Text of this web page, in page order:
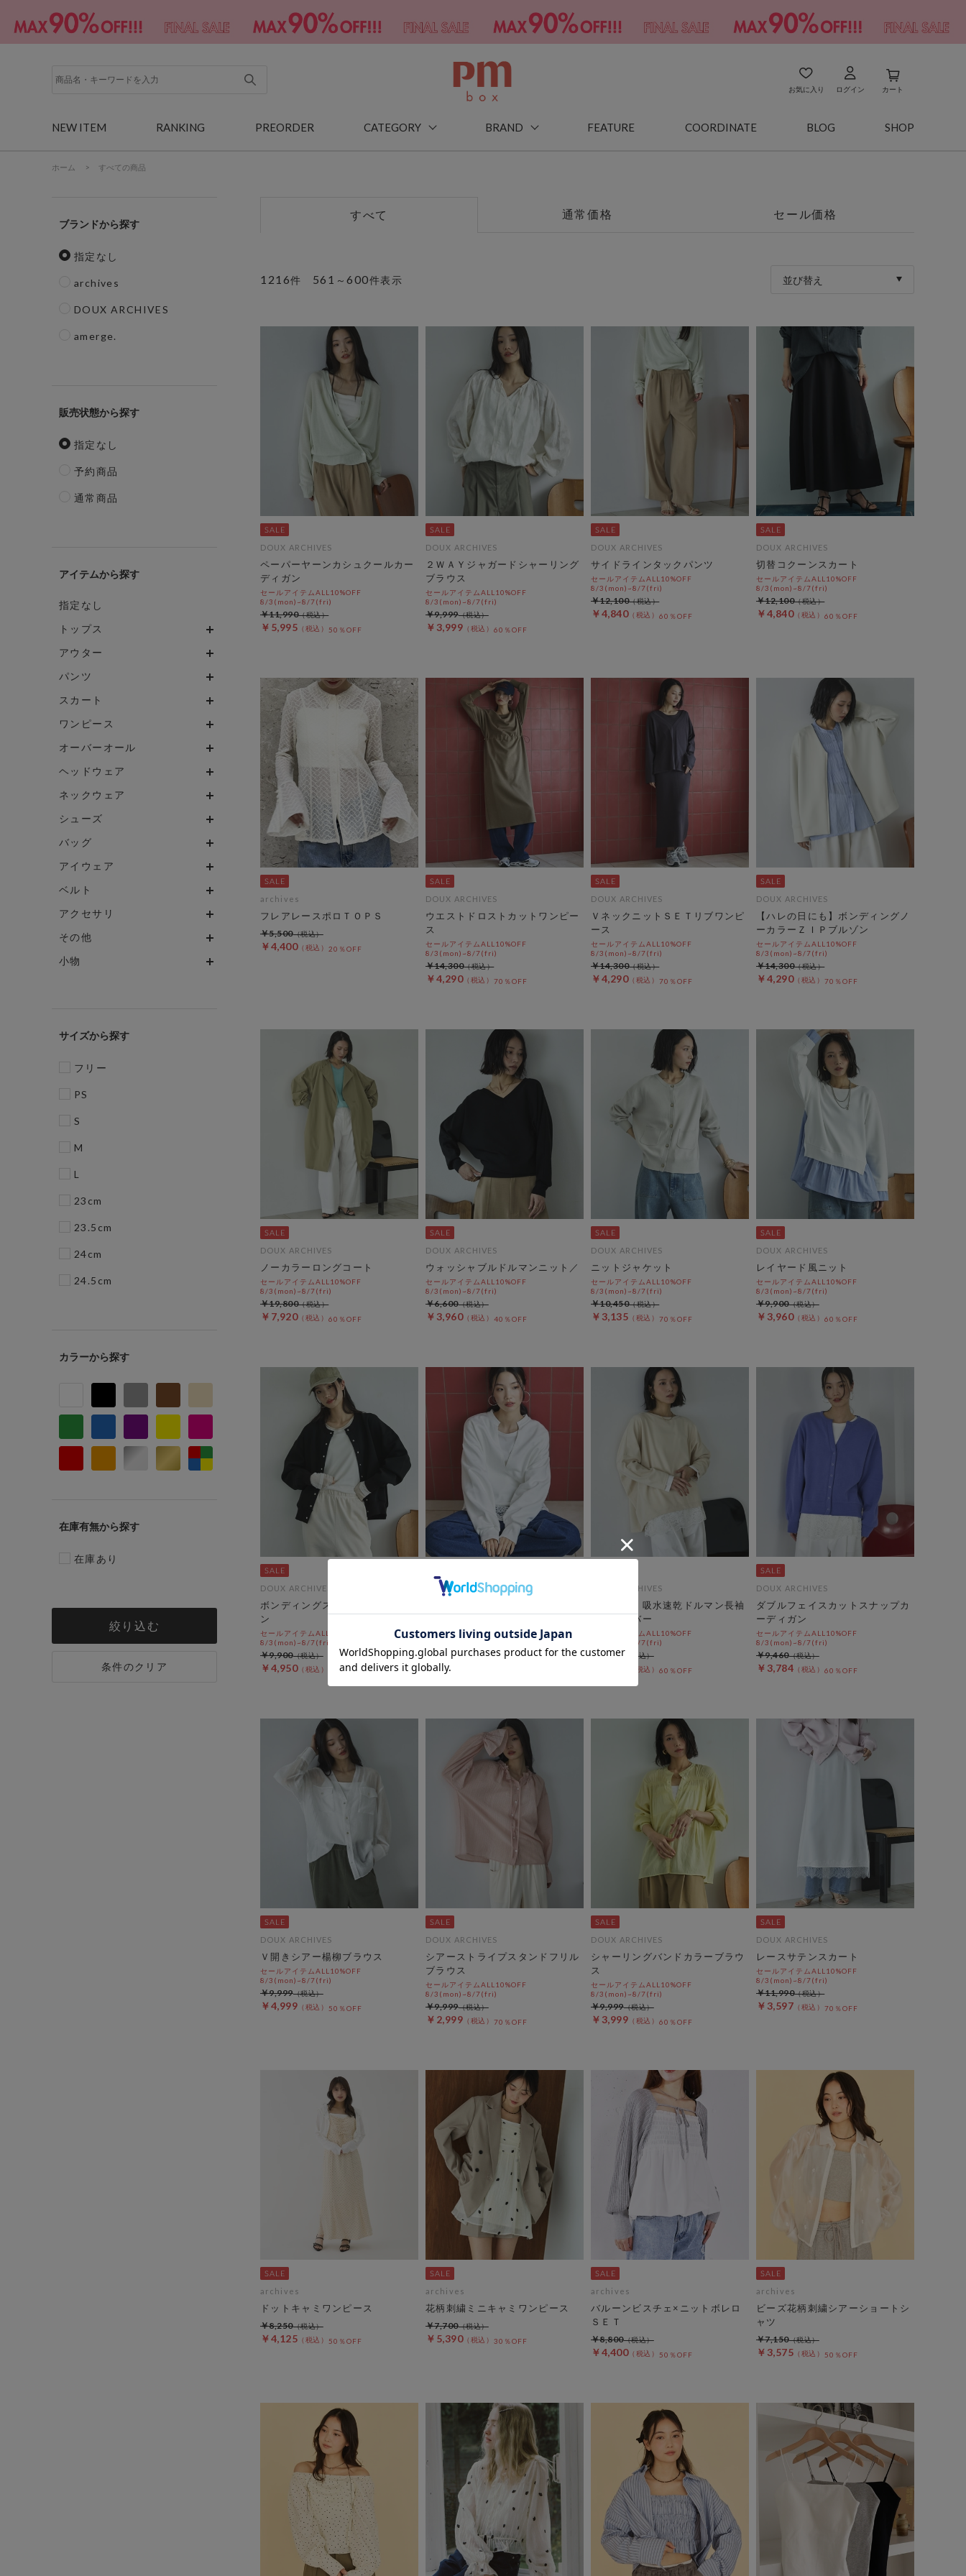
お気に入り ログイン カート
NEW ITEM RANKING PREORDER CATEGORY BRAND FEATURE COORDINATE BLOG SHOP
ホーム > すべての商品
ブランド
指定なし
archives
DOUX ARCHIVES
amerge.
販売状態
指定なし
予約商品
通常商品
アイテム
指定なし
トップス
アウター
パンツ
スカート
ワンピース
オーバーオール
ヘッドウェア
ネックウェア
シューズ
バッグ
アイウェア
ベルト
アクセサリ
その他
小物
サイズ
フリー
PS
S
M
L
23cm
23.5cm
24cm
24.5cm
カラー
在庫有無
在庫あり
絞り込む
条件のクリア
すべて 通常価格 セール価格
1216件 561 ～600件表示 並び替え
DOUX ARCHIVES
ペーパーヤーンカシュクールカー
ディガン
セールアイテムALL10%OFF
8/3(mon)~8/7(fri)
￥5,995 50％OFF
￥11,990
DOUX ARCHIVES
２ＷＡＹジャガードシャーリング
ブラウス
セールアイテムALL10%OFF
8/3(mon)~8/7(fri)
￥3,999 60％OFF
￥9,999
DOUX ARCHIVES
サイドラインタックパンツ
セールアイテムALL10%OFF
8/3(mon)~8/7(fri)
￥4,840 60％OFF
￥12,100
DOUX ARCHIVES
切替コクーンスカート
セールアイテムALL10%OFF
8/3(mon)~8/7(fri)
￥4,840 60％OFF
￥12,100
archives
フレアレースポロＴＯＰＳ
￥4,400 20％OFF
￥5,500
DOUX ARCHIVES
ウエストドロストカットワンピー
ス
セールアイテムALL10%OFF
8/3(mon)~8/7(fri)
￥4,290 70％OFF
￥14,300
DOUX ARCHIVES
ＶネックニットＳＥＴリブワンピ
ース
セールアイテムALL10%OFF
8/3(mon)~8/7(fri)
￥4,290 70％OFF
￥14,300
DOUX ARCHIVES
【ハレの日にも】ボンディングノ
ーカラーＺＩＰブルゾン
セールアイテムALL10%OFF
8/3(mon)~8/7(fri)
￥4,290 70％OFF
￥14,300
DOUX ARCHIVES
ノーカラーロングコート
セールアイテムALL10%OFF
8/3(mon)~8/7(fri)
￥7,920 60％OFF
￥19,800
DOUX ARCHIVES
ウォッシャブルドルマンニット／
セールアイテムALL10%OFF
8/3(mon)~8/7(fri)
￥3,960 40％OFF
￥6,600
DOUX ARCHIVES
ニットジャケット
セールアイテムALL10%OFF
8/3(mon)~8/7(fri)
￥3,135 70％OFF
￥10,450
DOUX ARCHIVES
レイヤード風ニット
セールアイテムALL10%OFF
8/3(mon)~8/7(fri)
￥3,960 60％OFF
￥9,900
DOUX ARCHIVES
ボンディングスナップカーディガ
ン
セールアイテムALL10%OFF
8/3(mon)~8/7(fri)
￥4,950 50％OFF
￥9,900
DOUX ARCHIVES
セールアイテムALL10%OFF
8/3(mon)~8/7(fri)
￥3,388
￥8,470
DOUX ARCHIVES
ＵＶ加工・吸水速乾ドルマン長袖
プルオーバー
セールアイテムALL10%OFF
8/3(mon)~8/7(fri)
60％OFF
￥7,480
DOUX ARCHIVES
ダブルフェイスカットスナップカ
ーディガン
セールアイテムALL10%OFF
8/3(mon)~8/7(fri)
￥3,784 60％OFF
￥9,460
DOUX ARCHIVES
Ｖ開きシアー楊柳ブラウス
セールアイテムALL10%OFF
8/3(mon)~8/7(fri)
￥4,999 50％OFF
￥9,999
DOUX ARCHIVES
シアーストライプスタンドフリル
ブラウス
セールアイテムALL10%OFF
8/3(mon)~8/7(fri)
￥2,999 70％OFF
￥9,999
DOUX ARCHIVES
シャーリングバンドカラーブラウ
ス
セールアイテムALL10%OFF
8/3(mon)~8/7(fri)
￥3,999 60％OFF
￥9,999
DOUX ARCHIVES
レースサテンスカート
セールアイテムALL10%OFF
8/3(mon)~8/7(fri)
￥3,597 70％OFF
￥11,990
archives
ドットキャミワンピース
￥4,125 50％OFF
￥8,250
archives
花柄刺繍ミニキャミワンピース
￥5,390 30％OFF
￥7,700
archives
バルーンビスチェ×ニットボレロ
ＳＥＴ
￥4,400 50％OFF
￥8,800
archives
ビーズ花柄刺繍シアーショートシ
ャツ
￥3,575 50％OFF
￥7,150